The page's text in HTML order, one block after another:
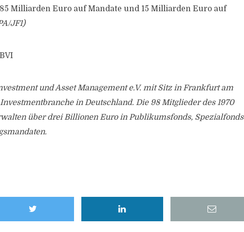
Milliarden Euro auf Mandate und 15 Milliarden Euro auf
JF1)
und Asset Management e.V. mit Sitz in Frankfurt am
in Deutschland. Die 98 Mitglieder des 1970
über drei Billionen Euro in Publikumsfonds, Spezialfonds